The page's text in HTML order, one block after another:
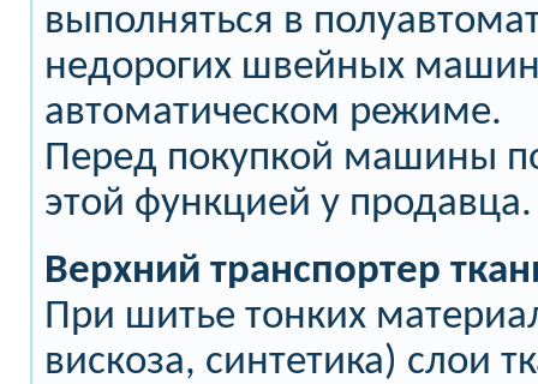
выполняться в
недорогих швейных
автоматическом режиме.
Перед покупкой машины
этой функцией у продавца.
Верхний транспортер
При шитье тонких
вискоза, синтетика) слои